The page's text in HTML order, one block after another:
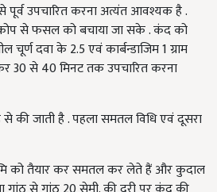
उपचारित करना अत्यंत आवश्यक है .
से फसल को बचाया जा सके . कंद को
दवा के 2.5 एवं कार्बन्डाजिम 1 ग्राम
30 से 40 मिनट तक उपचारित करना
की जाती है . पहला समतल विधि एवं दूसरा
को तैयार कर समतल कर लेते हैं और कुदाल